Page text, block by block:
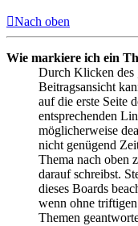
Nach oben
Wie markiere ich ein
Durch Klicken des
Beitragsansicht
auf die erste Seite
entsprechenden
möglicherweise
nicht genügend
Thema nach oben
darauf schreibst.
dieses Boards
wenn ohne
Themen